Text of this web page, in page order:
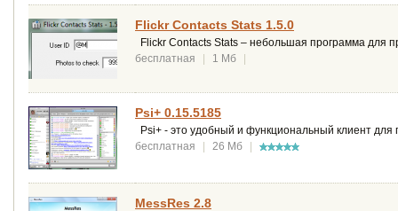
Flickr Contacts Stats 1.5.0
Flickr Contacts Stats – небольшая программа для
бесплатная
| 1 Мб |
Psi+ 0.15.5185
Psi+ - это удобный и функциональный клиент
бесплатная
| 26 Мб |
MessRes 2.8